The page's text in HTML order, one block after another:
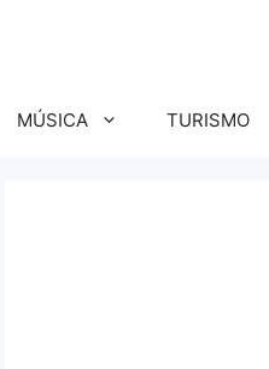
MÚSICA TURISMO